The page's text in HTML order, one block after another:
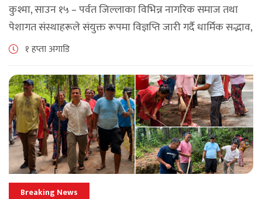
कुश्मा, साउन १५ – पर्वत जिल्लाका विभिन्न नागरिक समाज तथा
पेशागत संस्थाहरूले संयुक्त रूपमा विज्ञप्ति जारी गर्दै धार्मिक सद्भाव,
सामाजिक एकता र कानुनी शासन कायम राख्न सबै पक्षलाई संयमता
१ हप्ता अगाडि
Breaking News